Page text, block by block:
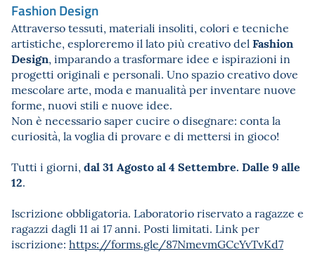
Fashion Design
Attraverso tessuti, materiali insoliti, colori e tecniche
artistiche, esploreremo il lato più creativo del Fashion
Design, imparando a trasformare idee e ispirazioni in
progetti originali e personali. Uno spazio creativo dove
mescolare arte, moda e manualità per inventare nuove
forme, nuovi stili e nuove idee.
Non è necessario saper cucire o disegnare: conta la
curiosità, la voglia di provare e di mettersi in gioco!
Tutti i giorni, dal 31 Agosto al 4 Settembre. Dalle 9 alle
12.
Iscrizione obbligatoria. Laboratorio riservato a ragazze e
ragazzi dagli 11 ai 17 anni. Posti limitati. Link per
iscrizione: https://forms.gle/87NmevmGCcYvTvKd7